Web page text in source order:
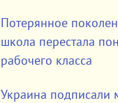
Потерянное
школа перестала
рабочего класса
Украина подписали